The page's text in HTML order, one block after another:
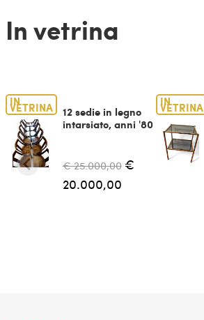
In vetrina
IN
VETRINA
12 sedie in legno
intarsiato, anni '80
€ 25.000,00 €
20.000,00
IN
VETRINA